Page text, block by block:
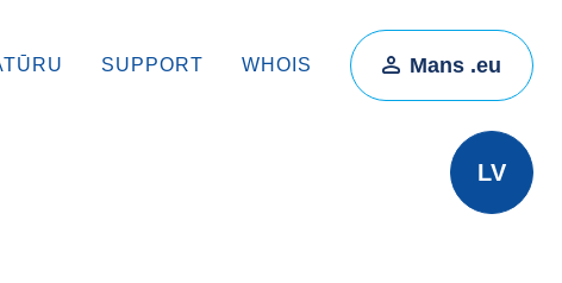
SUPPORT WHOIS Mans .eu
LV